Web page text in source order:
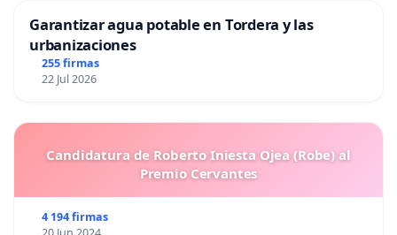
Garantizar agua potable en Tordera y las
urbanizaciones
255 firmas
22 Jul 2026
Candidatura de Roberto Iniesta Ojea (Robe) al
Premio Cervantes
4 194 firmas